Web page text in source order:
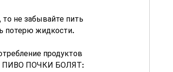
не забывайте пить
потерю жидкости.
продуктов
ПИВО ПОЧКИ БОЛЯТ: